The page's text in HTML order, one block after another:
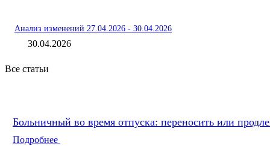
Анализ изменений 27.04.2026 - 30.04.2026
30.04.2026
Все статьи
Больничный во время отпуска: переносить или
Подробнее